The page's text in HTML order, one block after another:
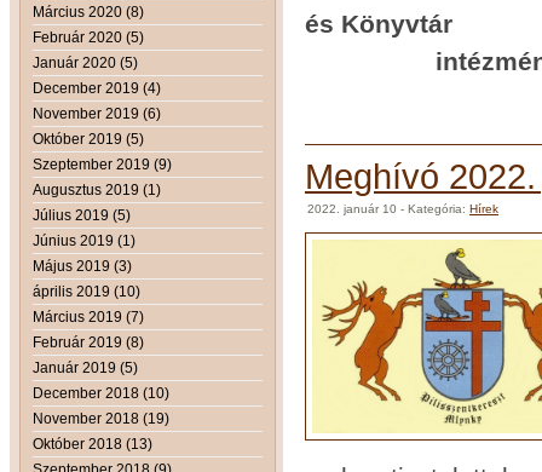
Március 2020 (8)
Február 2020 (5)
Január 2020 (5)
December 2019 (4)
November 2019 (6)
Október 2019 (5)
Szeptember 2019 (9)
Augusztus 2019 (1)
Július 2019 (5)
Június 2019 (1)
Május 2019 (3)
április 2019 (10)
Március 2019 (7)
Február 2019 (8)
Január 2019 (5)
December 2018 (10)
November 2018 (19)
Október 2018 (13)
és Könyvtár
Meghívó
2022. január 10 - Kategória: Hírek